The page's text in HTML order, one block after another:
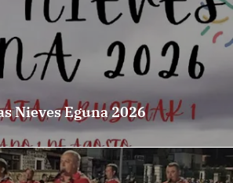
Nieves Eguna 2026